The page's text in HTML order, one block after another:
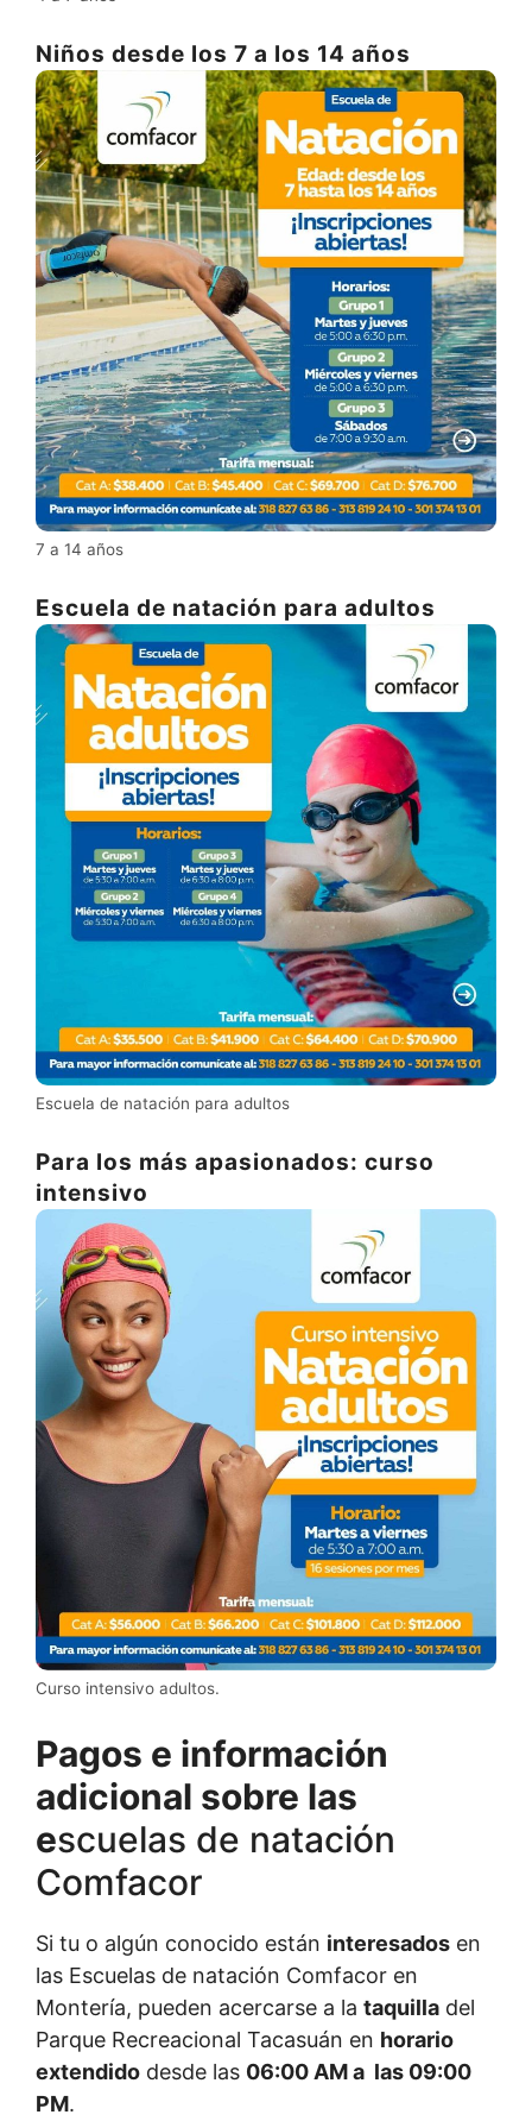
Niños desde los 7 a los 14 años
7 a 14 años
Escuela de natación para adultos
Escuela de natación para adultos
Para los más apasionados: curso
intensivo
Curso intensivo adultos.
Pagos e información
adicional sobre las
escuelas de natación
Comfacor
Si tu o algún conocido están interesados en
las Escuelas de natación Comfacor en
Montería, pueden acercarse a la taquilla del
Parque Recreacional Tacasuán en horario
extendido desde las 06:00 AM a las 09:00
PM.